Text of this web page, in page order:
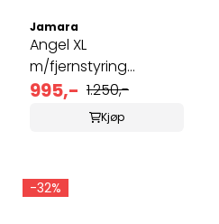
Jamara
Angel XL
m/fjernstyring
1030mm
995,- 1.250,-
Kjøp
-32%